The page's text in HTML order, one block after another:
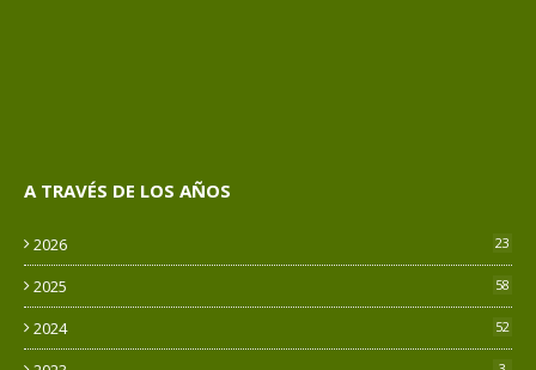
A TRAVÉS DE LOS AÑOS
2026 23
2025 58
2024 52